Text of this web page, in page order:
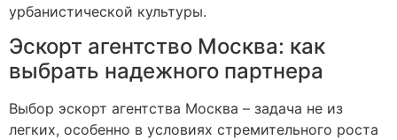
урбанистической культуры.
Эскорт агентство Москва: как
выбрать надежного партнера
Выбор эскорт агентства Москва – задача не из
легких, особенно в условиях стремительного роста